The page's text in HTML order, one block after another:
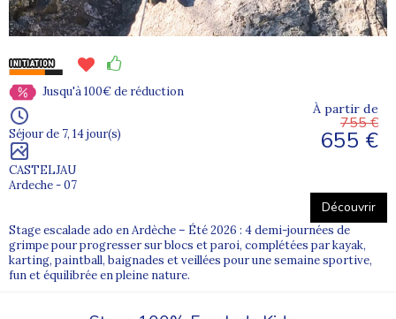
Jusqu'à 100€ de réduction
Séjour de 7, 14 jour(s)
CASTELJAU
Ardeche - 07
À partir de
755 €
655 €
Découvrir
Stage escalade ado en Ardèche – Été 2026 : 4 demi-journées de
grimpe pour progresser sur blocs et paroi, complétées par kayak,
karting, paintball, baignades et veillées pour une semaine sportive,
fun et équilibrée en pleine nature.